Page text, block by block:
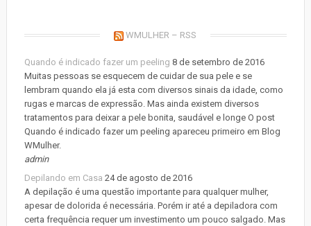
WMULHER – RSS
Quando é indicado fazer um peeling 8 de setembro de 2016
Muitas pessoas se esquecem de cuidar de sua pele e se
lembram quando ela já esta com diversos sinais da idade, como
rugas e marcas de expressão. Mas ainda existem diversos
tratamentos para deixar a pele bonita, saudável e longe O post
Quando é indicado fazer um peeling apareceu primeiro em Blog
WMulher.
admin
Depilando em Casa 24 de agosto de 2016
A depilação é uma questão importante para qualquer mulher,
apesar de dolorida é necessária. Porém ir até a depiladora com
certa frequência requer um investimento um pouco salgado. Mas